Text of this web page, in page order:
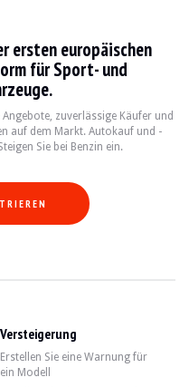
ersten europäischen
für Sport- und
zuverlässige Käufer und
auf dem Markt. Autokauf und -
Sie bei Benzin ein.
Versteigerung
Erstellen Sie eine Warnung für
ein Modell